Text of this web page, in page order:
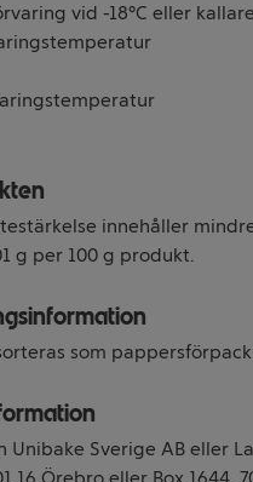
vid -18°C eller
innehåller
g per 100 g produkt.
som
Unibake Sverige AB eller